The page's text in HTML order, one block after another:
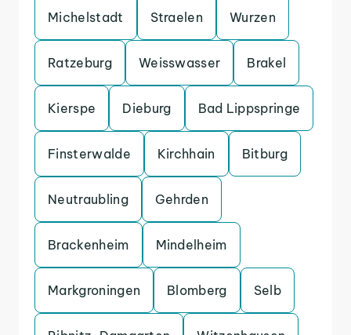
Michelstadt Straelen Wurzen
Ratzeburg Weisswasser Brakel
Kierspe Dieburg Bad Lippspringe
Finsterwalde Kirchhain Bitburg
Neutraubling Gehrden
Brackenheim Mindelheim
Markgroningen Blomberg Selb